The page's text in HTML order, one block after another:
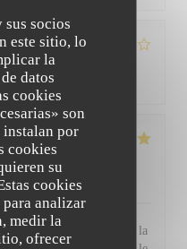
sus socios
este sitio, lo
la
datos
cookies
son
por
cookies
su
cookies
analizar
medir la
ofrecer
: 4 /5 Calidad / Precio
: 5/5 Calidad / Precio
à la maison jusqu'à la